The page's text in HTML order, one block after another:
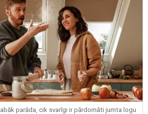
parāda, cik svarīgi ir pārdomāti jumta logu